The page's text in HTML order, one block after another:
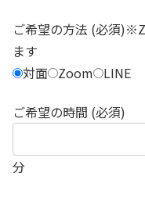
ご希望の方法 (必須
ます
対面 Zoom LINE
ご希望の時間 (必須)
分